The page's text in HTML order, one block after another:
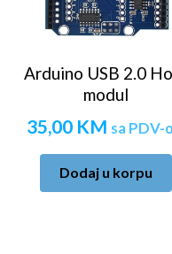
Arduino USB 2.0
modul
35,00 KM sa PDV-
Dodaj u korpu